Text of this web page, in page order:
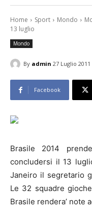
Home Sport Mondo
13 luglio
Mondo
By admin 27 Luglio 2011
Facebook
Brasile 2014
concludersi il 13
Janeiro il segretario
Le 32 squadre
Brasile rendera’ note